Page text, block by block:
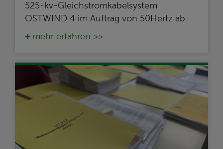
525-kv-Gleichstromkabelsystem
OSTWIND 4 im Auftrag von 50Hertz ab
mehr erfahren >>